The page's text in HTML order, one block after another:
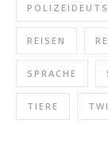
REISEN
SPRACHE
TIERE